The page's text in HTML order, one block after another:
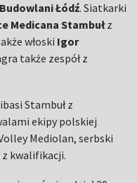
Łódź. Siatkarki
Medicana Stambułz
włoski Igor
także zespół z
Stambuł z
ekipy polskiej
Mediolan, serbski
z kwalifikacji.